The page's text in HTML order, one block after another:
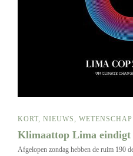
KORT NIEUWS WETENSCHAP
Klimaattop Lima eindigt
Afgelopen zondag hebben de ruim 190